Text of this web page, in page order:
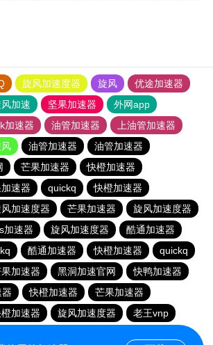
旋风加速度器 旋风
优途加速器
加速 坚果加速器
外网app
加速器 油管加速器
上油管加速器
油管加速器
油管加速器
芒果加速器
快橙加速器
速器 quickq
快橙加速器
加速度器 芒果加速器
旋风加速度器
加速器 旋风加速度器
酷通加速器
酷通加速器 快橙加速器
quickq
加速器 黑洞加速官网
快鸭加速器
快橙加速器
芒果加速器
加速器 旋风加速度器
老王vnp